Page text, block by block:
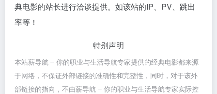
典电影的站长进行洽谈提供。如该站的IP、PV、跳出
率等！
特别声明
本站薪导航 – 你的职业与生活导航专家提供的经典电影都来源
于网络，不保证外部链接的准确性和完整性，同时，对于该外
部链接的指向，不由薪导航 – 你的职业与生活导航专家实际控